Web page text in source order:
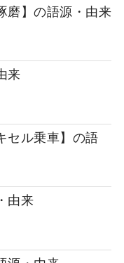
磨】の語源・由来
来
セル乗車】の語
由来